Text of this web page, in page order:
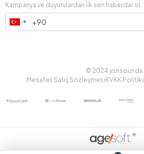
Kampanya ve duyurulardan ilk sen haberdar ol.
© 2024 ysnsounds
Mesafeli Satış SözleşmesiKVKK